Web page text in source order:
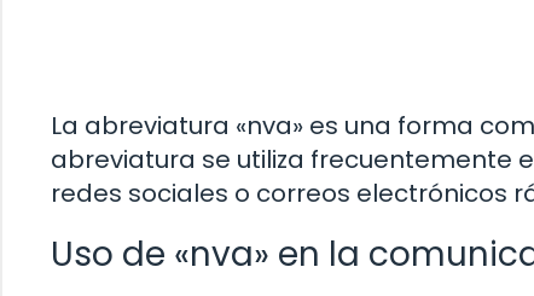
La abreviatura «nva» es una forma
abreviatura se utiliza frecuentemente
redes sociales o correos electrónicos
Uso de «nva» en la